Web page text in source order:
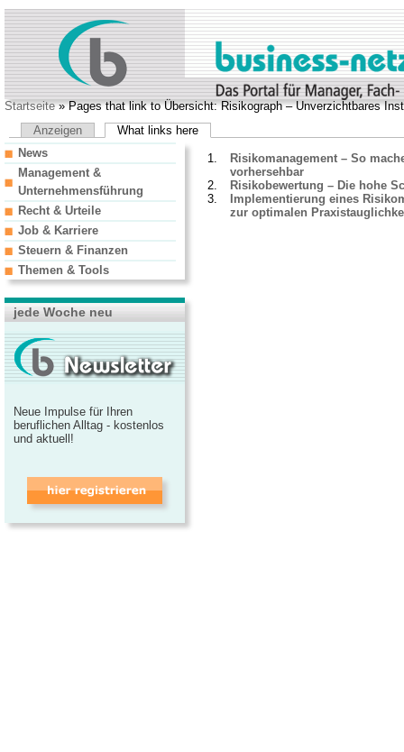
Startseite» Pages that link to Übersicht: Risikograph – Unverzichtbares
Anzeigen
What links here
Risikomanagement – So
vorhersehbar
Risikobewertung – Die hohe
Implementierung eines
zur optimalen
News
Management &
Unternehmensführung
Recht & Urteile
Job & Karriere
Steuern & Finanzen
Themen & Tools
jede Woche neu
Neue Impulse für Ihren
beruflichen Alltag - kostenlos
und aktuell!